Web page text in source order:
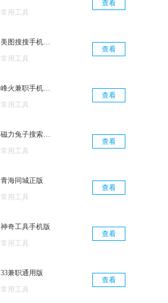
常用工具
查看
美图搜搜手机免费版
常用工具
查看
峰火兼职手机正版
常用工具
查看
磁力兔子搜索引擎手机免费版
常用工具
查看
青海同城正版
常用工具
查看
神奇工具手机版
常用工具
查看
33兼职通用版
常用工具
查看